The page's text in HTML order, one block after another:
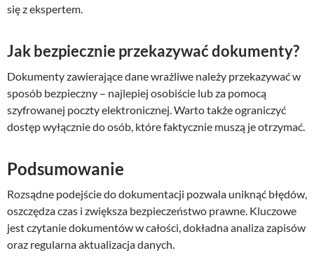
się z ekspertem.
Jak bezpiecznie przekazywać dokumenty?
Dokumenty zawierające dane wrażliwe należy przekazywać w
sposób bezpieczny – najlepiej osobiście lub za pomocą
szyfrowanej poczty elektronicznej. Warto także ograniczyć
dostęp wyłącznie do osób, które faktycznie muszą je otrzymać.
Podsumowanie
Rozsądne podejście do dokumentacji pozwala uniknąć błędów,
oszczędza czas i zwiększa bezpieczeństwo prawne. Kluczowe
jest czytanie dokumentów w całości, dokładna analiza zapisów
oraz regularna aktualizacja danych.